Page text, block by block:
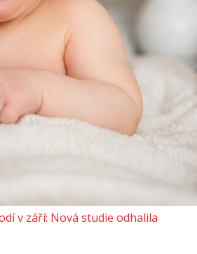
v září: Nová studie odhalila